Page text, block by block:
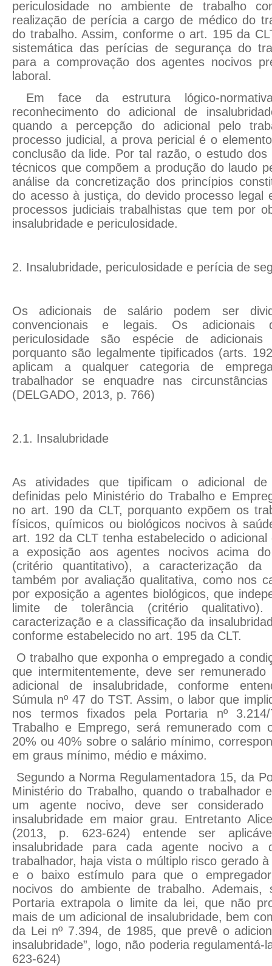
periculosidade no ambiente de trabalho
realização de perícia a cargo de médico do
do trabalho. Assim, conforme o art. 195 da
sistemática das perícias de segurança do
para a comprovação dos agentes nocivos
laboral.
Em face da estrutura lógico-
reconhecimento do adicional de
quando a percepção do adicional pelo
processo judicial, a prova pericial é o
conclusão da lide. Por tal razão, o estudo
técnicos que compõem a produção do laudo
análise da concretização dos princípios
do acesso à justiça, do devido processo legal
processos judiciais trabalhistas que tem por
insalubridade e periculosidade.
2. Insalubridade, periculosidade e perícia de
Os adicionais de salário podem ser
convencionais e legais. Os adicionais
periculosidade são espécie de adicionais
porquanto são legalmente tipificados (arts.
aplicam a qualquer categoria de
trabalhador se enquadre nas
(DELGADO, 2013, p. 766)
2.1. Insalubridade
As atividades que tipificam o adicional de
definidas pelo Ministério do Trabalho e
no art. 190 da CLT, porquanto expõem os
físicos, químicos ou biológicos nocivos à
art. 192 da CLT tenha estabelecido o
a exposição aos agentes nocivos acima
(critério quantitativo), a caracterização da
também por avaliação qualitativa, como nos
por exposição a agentes biológicos, que
limite de tolerância (critério
caracterização e a classificação da
conforme estabelecido no art. 195 da CLT.
O trabalho que exponha o empregado a
que intermitentemente, deve ser
adicional de insalubridade, conforme
Súmula nº 47 do TST. Assim, o labor que
nos termos fixados pela Portaria nº
Trabalho e Emprego, será remunerado com
20% ou 40% sobre o salário mínimo,
em graus mínimo, médio e máximo.
Segundo a Norma Regulamentadora 15, da
Ministério do Trabalho, quando o trabalhador
um agente nocivo, deve ser
insalubridade em maior grau. Entretanto
(2013, p. 623-624) entende ser
insalubridade para cada agente nocivo a
trabalhador, haja vista o múltiplo risco gerado
e o baixo estímulo para que o
nocivos do ambiente de trabalho.
Portaria extrapola o limite da lei, que não
mais de um adicional de insalubridade, bem
da Lei nº 7.394, de 1985, que prevê o
insalubridade”, logo, não poderia regulamentá-
623-624)